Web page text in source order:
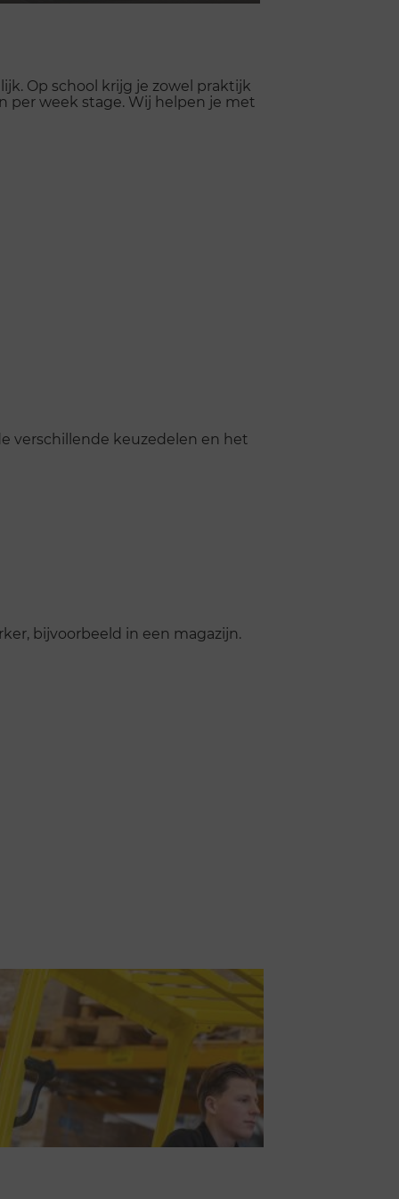
Op school krijg je zowel praktijk
per week stage. Wij helpen je met
verschillende keuzedelen en het
bijvoorbeeld in een magazijn.